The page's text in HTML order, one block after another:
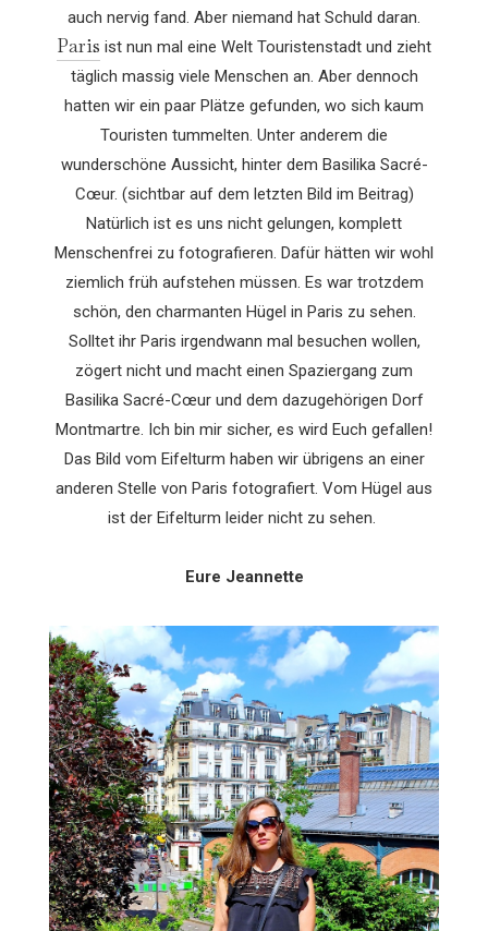
auch nervig fand. Aber niemand hat Schuld daran.
Paris ist nun mal eine Welt Touristenstadt und zieht
täglich massig viele Menschen an. Aber dennoch
hatten wir ein paar Plätze gefunden, wo sich kaum
Touristen tummelten. Unter anderem die
wunderschöne Aussicht, hinter dem Basilika Sacré-
Cœur. (sichtbar auf dem letzten Bild im Beitrag)
Natürlich ist es uns nicht gelungen, komplett
Menschenfrei zu fotografieren. Dafür hätten wir wohl
ziemlich früh aufstehen müssen. Es war trotzdem
schön, den charmanten Hügel in Paris zu sehen.
Solltet ihr Paris irgendwann mal besuchen wollen,
zögert nicht und macht einen Spaziergang zum
Basilika Sacré-Cœur und dem dazugehörigen Dorf
Montmartre. Ich bin mir sicher, es wird Euch gefallen!
Das Bild vom Eifelturm haben wir übrigens an einer
anderen Stelle von Paris fotografiert. Vom Hügel aus
ist der Eifelturm leider nicht zu sehen.
Eure Jeannette